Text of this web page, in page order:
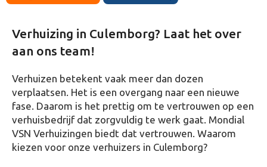
Verhuizing in Culemborg? Laat het over
aan ons team!
Verhuizen betekent vaak meer dan dozen
verplaatsen. Het is een overgang naar een nieuwe
fase. Daarom is het prettig om te vertrouwen op een
verhuisbedrijf dat zorgvuldig te werk gaat. Mondial
VSN Verhuizingen biedt dat vertrouwen. Waarom
kiezen voor onze verhuizers in Culemborg?